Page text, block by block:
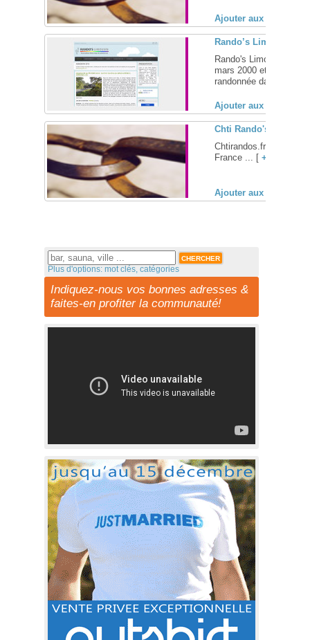
Ajouter aux favoris
Rando’s Limousin,
Rando's Limousin est
mars 2000 et qui
randonnée dans une
Ajouter aux favoris
Chti Rando's,
Chtirandos.fr, le site
France ... [ +
Ajouter aux favoris
Plus d'options: mot clés, catégories
Indiquez-nous vos bonnes adresses &
faites-en profiter la communauté!